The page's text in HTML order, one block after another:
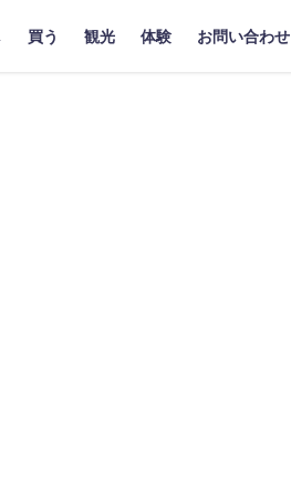
買う 観光 体験 お問い合わせ